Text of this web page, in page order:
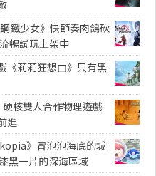
鐵少女》快節奏肉鴿砍
暢試玩上架中
《莉莉狂想曲》只有黑
核雙人合作物理遊戲
進
》冒泡泡海底的城
黑一片的深海區域